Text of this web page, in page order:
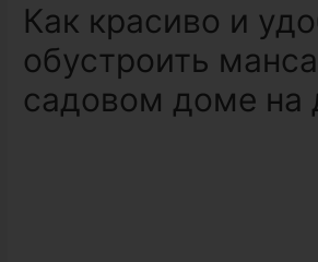
Как красиво и
обустроить
садовом доме на